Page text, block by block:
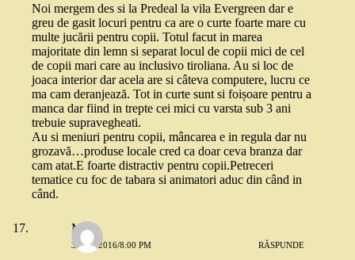
Noi mergem des si la Predeal la vila Evergreen dar e
greu de gasit locuri pentru ca are o curte foarte mare cu
multe jucării pentru copii. Totul facut in marea
majoritate din lemn si separat locul de copii mici de cel
de copii mari care au inclusivo tiroliana. Au si loc de
joaca interior dar acela are si câteva computere, lucru ce
ma cam deranjează. Tot in curte sunt si foișoare pentru a
manca dar fiind in trepte cei mici cu varsta sub 3 ani
trebuie supravegheati.
Au si meniuri pentru copii, mâncarea e in regula dar nu
grozavă…produse locale cred ca doar ceva branza dar
cam atat.E foarte distractiv pentru copii.Petreceri
tematice cu foc de tabara si animatori aduc din când in
când.
Mada
3 MAI 2016/8:00 PM RĂSPUNDE